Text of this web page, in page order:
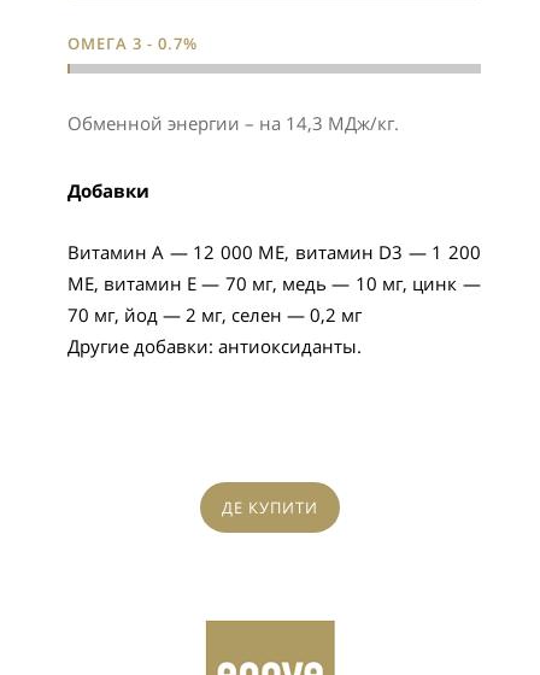
ОМЕГА 3 - 0.7%
Обменной энергии – на 14,3 МДж/кг.
Добавки
Витамин А — 12 000 МЕ, витамин D3 — 1 200
МЕ, витамин Е — 70 мг, медь — 10 мг, цинк —
70 мг, йод — 2 мг, селен — 0,2 мг
Другие добавки: антиоксиданты.
ДЕ КУПИТИ